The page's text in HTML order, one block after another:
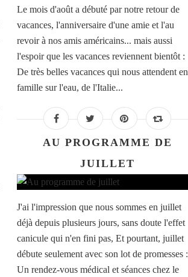
Le mois d'août a débuté par notre retour de
vacances, l'anniversaire d'une amie et l'au
revoir à nos amis américains... mais aussi
l'espoir que les vacances reviennent bientôt :
De très belles vacances qui nous attendent en
famille sur l'eau, de l'Italie...
AU PROGRAMME DE
JUILLET
J'ai l'impression que nous sommes en juillet
déjà depuis plusieurs jours, sans doute l'effet
canicule qui n'en fini pas, Et pourtant, juillet
débute seulement avec son lot de promesses :
Un rendez-vous médical et séances chez le